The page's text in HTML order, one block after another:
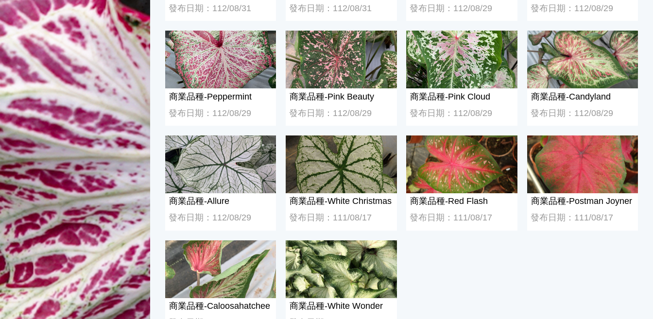
發布日期：112/08/31
發布日期：112/08/31
發布日期：112/08/29
發布日期：112/08/29
商業品種-Peppermint
商業品種-Peppermint
發布日期：112/08/29
商業品種-Pink Beauty
商業品種-Pink Beauty
發布日期：112/08/29
商業品種-Pink Cloud
商業品種-Pink Cloud
發布日期：112/08/29
商業品種-Candyland
商業品種-Candyland
發布日期：112/08/29
商業品種-Allure
商業品種-Allure
發布日期：112/08/29
商業品種-White Christmas
商業品種-White Christmas
發布日期：111/08/17
商業品種-Red Flash
商業品種-Red Flash
發布日期：111/08/17
商業品種-Postman Joyner
商業品種-Postman Joyner
發布日期：111/08/17
商業品種-Caloosahatchee
商業品種-Caloosahatchee
商業品種-White Wonder
商業品種-White Wonder